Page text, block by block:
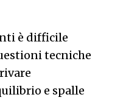
è difficile
tecniche
e spalle